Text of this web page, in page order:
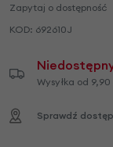
Zapytaj o dostępność
KOD: 692610J
Wysyłka od 9,90
Sprawdź